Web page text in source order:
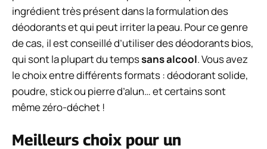
ingrédient très présent dans la formulation des
déodorants et qui peut irriter la peau. Pour ce genre
de cas, il est conseillé d’utiliser des déodorants bios,
qui sont la plupart du tempssans alcool. Vous avez
le choix entre différents formats : déodorant solide,
poudre, stick ou pierre d’alun… et certains sont
même zéro-déchet !
Meilleurs choix pour un